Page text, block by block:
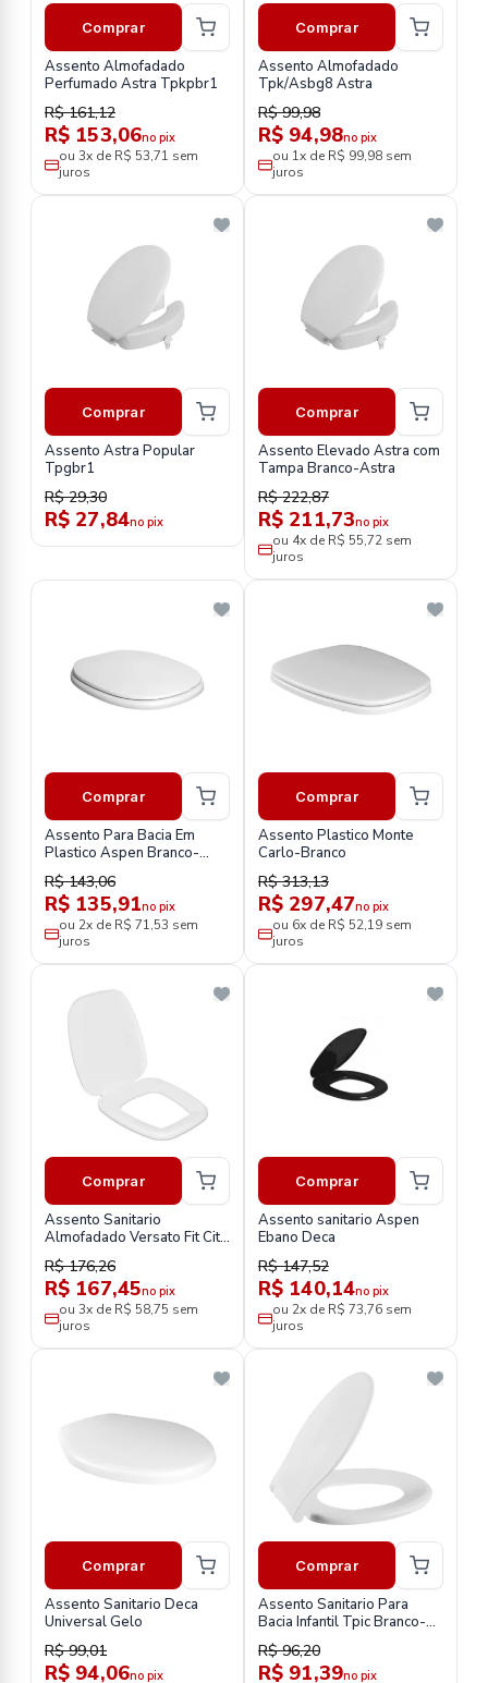
Comprar
Assento Almofadado
Perfumado Astra Tpkpbr1
R$ 161,12
R$ 153,06no pix
ou 3x de R$ 53,71 sem
juros
Comprar
Assento Almofadado
Tpk/Asbg8 Astra
R$ 99,98
R$ 94,98no pix
ou 1x de R$ 99,98 sem
juros
Comprar
Assento Astra Popular
Tpgbr1
R$ 29,30
R$ 27,84no pix
Comprar
Assento Elevado Astra com
Tampa Branco-Astra
R$ 222,87
R$ 211,73no pix
ou 4x de R$ 55,72 sem
juros
Comprar
Assento Para Bacia Em
Plastico Aspen Branco-
Ap7517-Deca
R$ 143,06
R$ 135,91no pix
ou 2x de R$ 71,53 sem
juros
Comprar
Assento Plastico Monte
Carlo-Branco
R$ 313,13
R$ 297,47no pix
ou 6x de R$ 52,19 sem
juros
Comprar
Assento Sanitario
Almofadado Versato Fit City
Branco Astra
R$ 176,26
R$ 167,45no pix
ou 3x de R$ 58,75 sem
juros
Comprar
Assento sanitario Aspen
Ebano Deca
R$ 147,52
R$ 140,14no pix
ou 2x de R$ 73,76 sem
juros
Comprar
Assento Sanitario Deca
Universal Gelo
R$ 99,01
R$ 94,06no pix
Comprar
Assento Sanitario Para
Bacia Infantil Tpic Branco-
Astra
R$ 96,20
R$ 91,39no pix